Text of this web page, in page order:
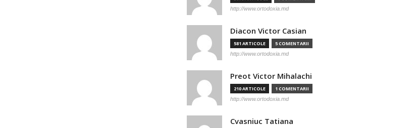
http://www.ortodoxia.md
Diacon Victor Casian
581 ARTICOLE 5 COMENTARII
http://www.ortodoxia.md
Preot Victor Mihalachi
210 ARTICOLE 1 COMENTARII
http://www.ortodoxia.md
Cvasniuc Tatiana